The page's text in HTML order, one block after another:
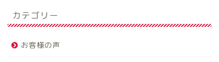
カテゴリー
お客様の声